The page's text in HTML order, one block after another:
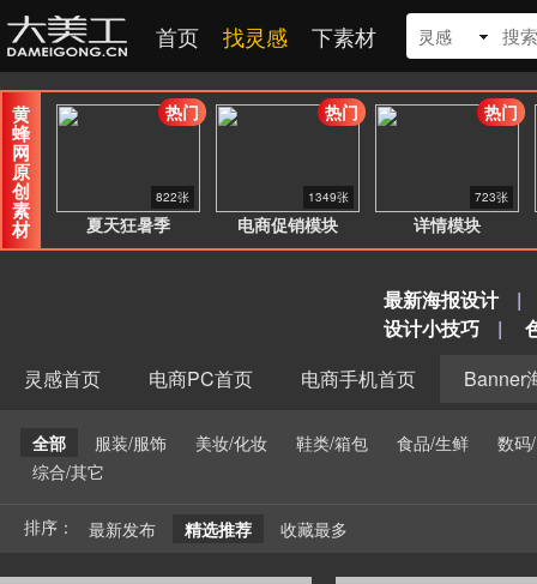
首页 找灵感 下素材 灵感
黄
蜂
网
原
创
素
材 夏天狂暑季
822张
热门
电商促销模块
1349张
热门
详情模块
723张
热门
最新海报设计
|
设计小技巧
|
灵感首页
电商PC首页 电商手机首页 Banner
全部 服装/服饰 美妆/化妆 鞋类/箱包 食品/生鲜
数码
综合/其它
排序： 最新发布 精选推荐 收藏最多